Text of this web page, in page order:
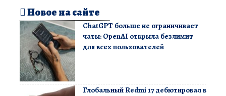
Новое на сайте
ChatGPT больше не ограничивает
чаты: OpenAI открыла безлимит
для всех пользователей
Глобальный Redmi 17 дебютировал в